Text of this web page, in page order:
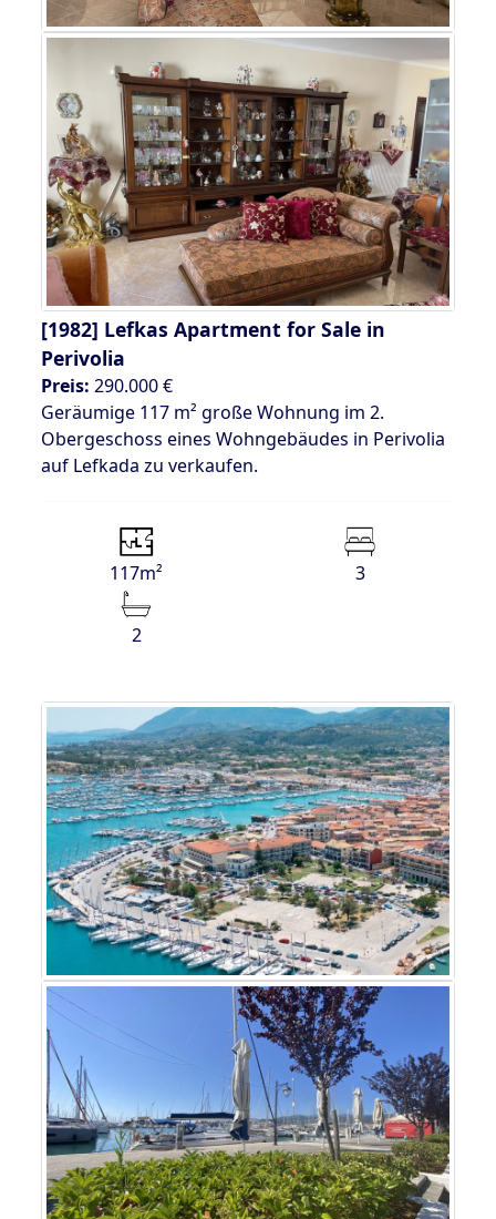
[1982] Lefkas Apartment for Sale in
Perivolia
Preis: 290.000 €
Geräumige 117 m² große Wohnung im 2.
Obergeschoss eines Wohngebäudes in Perivolia
auf Lefkada zu verkaufen.
117m² 3
2